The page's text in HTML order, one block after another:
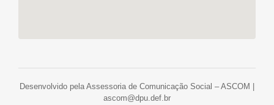
Desenvolvido pela Assessoria de Comunicação Social – ASCOM |
ascom@dpu.def.br